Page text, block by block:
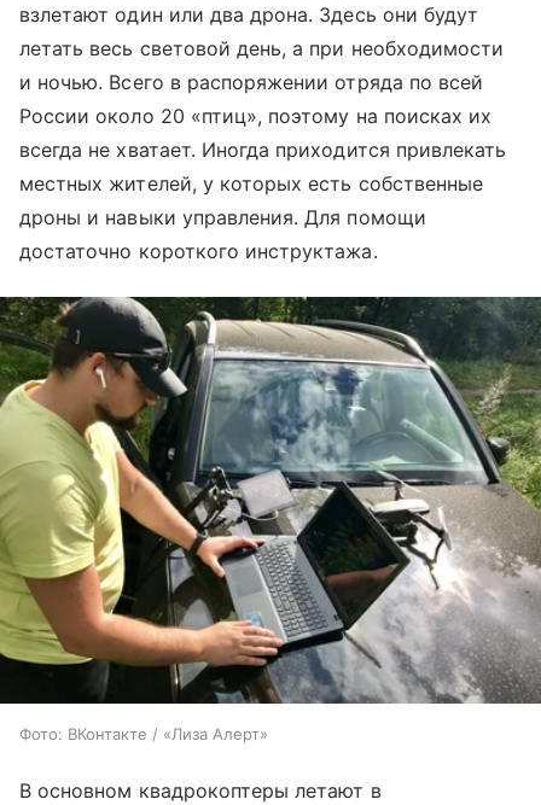
взлетают один или два дрона. Здесь они будут
летать весь световой день, а при необходимости
и ночью. Всего в распоряжении отряда по всей
России около 20 «птиц», поэтому на поисках их
всегда не хватает. Иногда приходится привлекать
местных жителей, у которых есть собственные
дроны и навыки управления. Для помощи
достаточно короткого инструктажа.
Фото: ВКонтакте / «Лиза Алерт»
В основном квадрокоптеры летают в